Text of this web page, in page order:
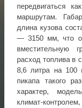
передвигаться
маршрутам.
длина кузова
— 3150 мм, что
вместительную
расход топлива в
8,6 литра на 100
пикапа такого
характер,
климат-